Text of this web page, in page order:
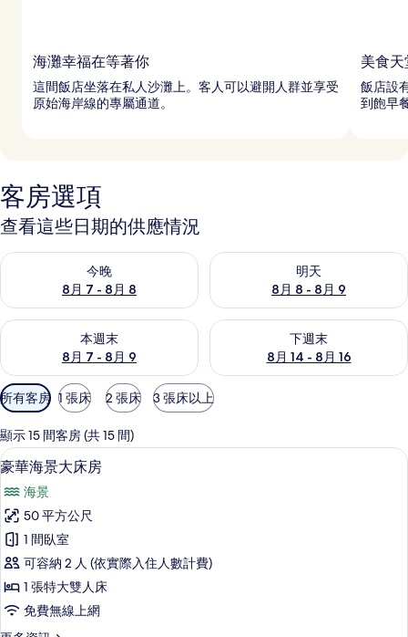
海灘幸福在等著你
這間飯店坐落在私人沙灘上。客人可以避開人群並享受
原始海岸線的專屬通道。
美食天
飯店設
到飽早
客房選項
查看這些日期的供應情況
今晚
8月 7 - 8月 8
查看今晚 (8月 7 - 8月 8) 的供應情況
明天
8月 8 - 8月 9
查看明天 (8月 8 - 8月 9) 的供
本週末
8月 7 - 8月 9
查看本週末 (8月 7 - 8月 9) 的供應情況
下週末
8月 14 - 8月 16
查看下週末 (8月 14 - 8月 16)
可
用
的
客
房
篩
選
條
件
所有客房 1 張床 2 張床 3 張床以上
顯示 15 間客房 (共 15 間)
顯
示
豪
華
海
景
大
床
豪華海景大床房 | 迷你吧、客房內保
5
豪華海景大床房
海景
50 平方公尺
1 間臥室
可容納 2 人 (依實際入住人數計費)
1 張特大雙人床
免費無線上網